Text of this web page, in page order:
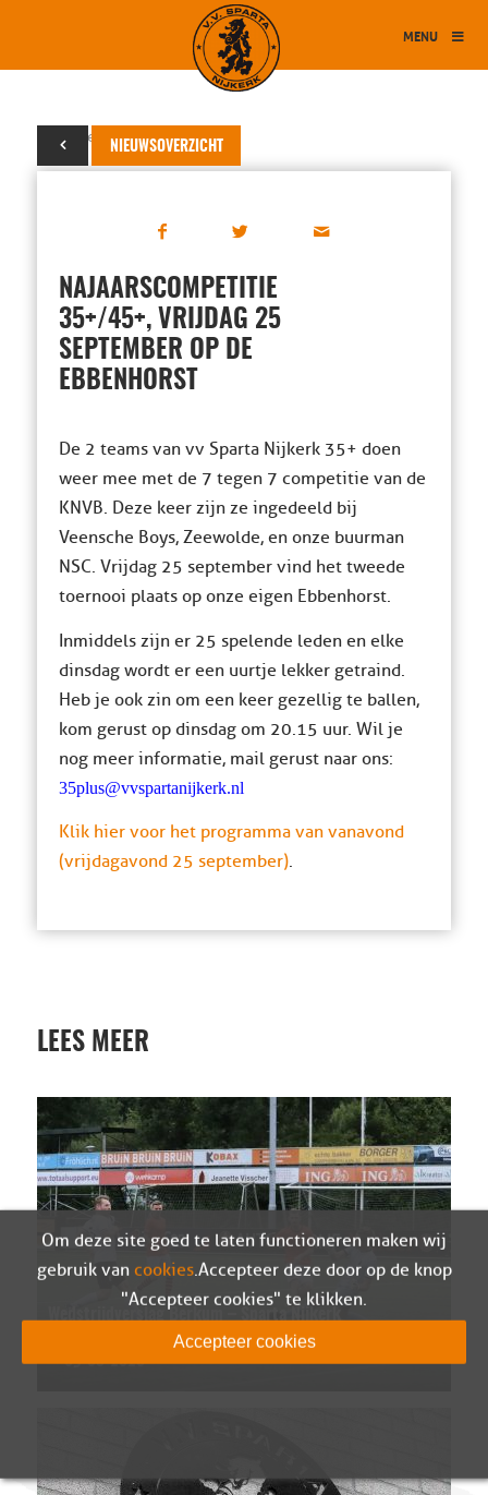
MENU
NIEUWSOVERZICHT
25 september 2015
NAJAARSCOMPETITIE
35+/45+, VRIJDAG 25
SEPTEMBER OP DE
EBBENHORST
De 2 teams van vv Sparta Nijkerk 35+ doen
weer mee met de 7 tegen 7 competitie van de
KNVB. Deze keer zijn ze ingedeeld bij
Veensche Boys, Zeewolde, en onze buurman
NSC. Vrijdag 25 september vind het tweede
toernooi plaats op onze eigen Ebbenhorst.
Inmiddels zijn er 25 spelende leden en elke
dinsdag wordt er een uurtje lekker getraind.
Heb je ook zin om een keer gezellig te ballen,
kom gerust op dinsdag om 20.15 uur. Wil je
nog meer informatie, mail gerust naar ons:
35plus@vvspartanijkerk.nl
Klik hier voor het programma van vanavond
(vrijdagavond 25 september).
LEES MEER
Wedstrijdverslag Berkum – Sparta Nijkerk
05-08-2026
Om deze site goed te laten functioneren maken wij
gebruik van cookies. Accepteer deze door op de knop
"Accepteer cookies" te klikken.
Accepteer cookies